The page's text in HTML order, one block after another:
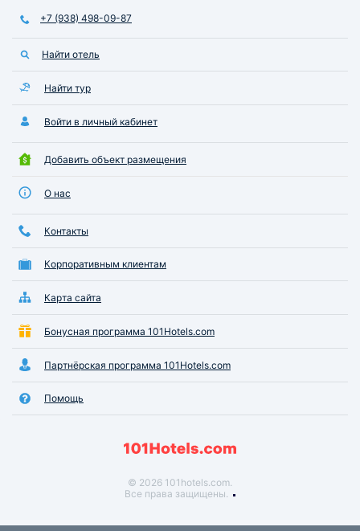
+7 (938) 498-09-87
Найти отель
Найти тур
Войти в личный кабинет
Добавить объект размещения
О нас
Контакты
Корпоративным клиентам
Карта сайта
Бонусная программа 101Hotels.com
Партнёрская программа 101Hotels.com
Помощь
© 2026 101hotels.com.
Все права защищены.